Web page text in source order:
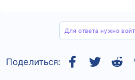
Для ответа нужно
Поделиться: Facebook
Twitter